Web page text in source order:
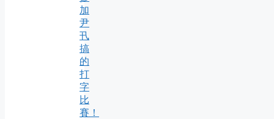
加
尹
卂
搞
的
打
字
比
賽！